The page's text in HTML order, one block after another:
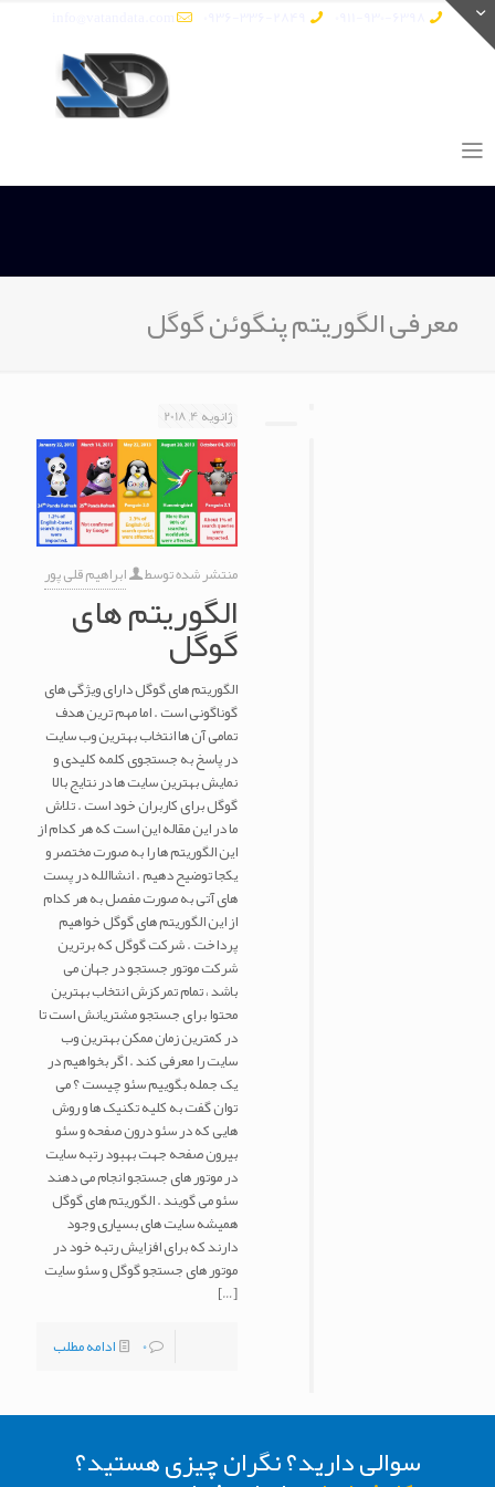
معرفی الگوریتم پنگوئن گوگل
ژانویه 4, 2018
منتشر شده توسط ابراهیم قلی پور
الگوریتم های
گوگل
الگوریتم های گوگل دارای ویژگی های
گوناگونی است . اما مهم ترین هدف
تمامی آن ها انتخاب بهترین وب سایت
در پاسخ به جستجوی کلمه کلیدی و
نمایش بهترین سایت ها در نتایج بالا
گوگل برای کاربران خود است . تلاش
ما در این مقاله این است که هر کدام از
این الگوریتم ها را به صورت مختصر و
یکجا توضیح دهیم . انشاالله در پست
های آتی به صورت مفصل به هر کدام
از این الگوریتم های گوگل خواهیم
پرداخت . شرکت گوگل که برترین
شرکت موتور جستجو در جهان می
باشد ، تمام تمرکزش انتخاب بهترین
محتوا برای جستجو مشتریانش است تا
در کمترین زمان ممکن بهترین وب
سایت را معرفی کند . اگر بخواهیم در
یک جمله بگوییم سئو چیست ؟ می
توان گفت به کلیه تکنیک ها و روش
هایی که در سئو درون صفحه و سئو
بیرون صفحه جهت بهبود رتبه سایت
در موتور های جستجو انجام می دهند
سئو می گویند . الگوریتم های گوگل
همیشه سایت های بسیاری وجود
دارند که برای افزایش رتبه خود در
موتور های جستجو گوگل و سئو سایت
[…]
0
ادامه مطلب
سوالی دارید؟ نگران چیزی هستید؟